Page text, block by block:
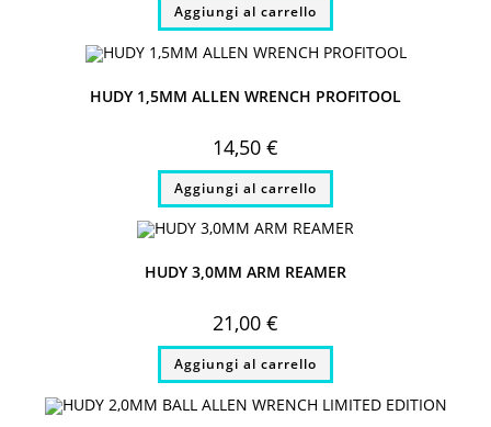
Aggiungi al carrello
HUDY 1,5MM ALLEN WRENCH PROFITOOL
14,50 €
Aggiungi al carrello
HUDY 3,0MM ARM REAMER
21,00 €
Aggiungi al carrello